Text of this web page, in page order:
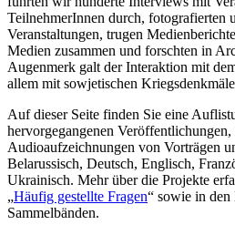
TeilnehmerInnen durch, fotografierten
Veranstaltungen, trugen
Medien zusammen und forschten in
Augenmerk galt der Interaktion mit
allem mit sowjetischen
Auf dieser Seite finden Sie eine
hervorgegangenen
Audioaufzeichnungen von Vorträgen
Belarussisch, Deutsch, Englisch,
Ukrainisch. Mehr über die Projekte
„Häufig gestellte Fragen“ sowie in den
Sammelbänden.